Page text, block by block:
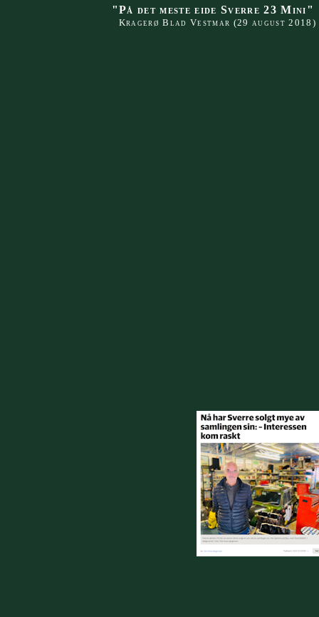
"På det meste eide Sverre 23 Mini"
Kragerø Blad Vestmar (29 august 2018)